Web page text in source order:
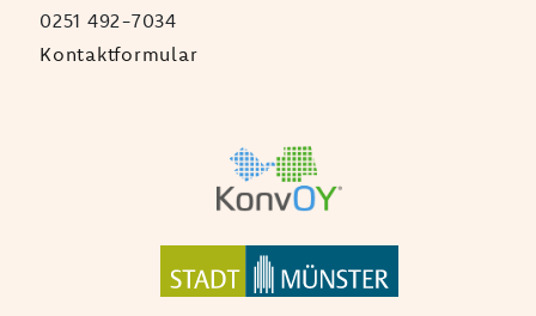
0251 492-7034
Kontaktformular